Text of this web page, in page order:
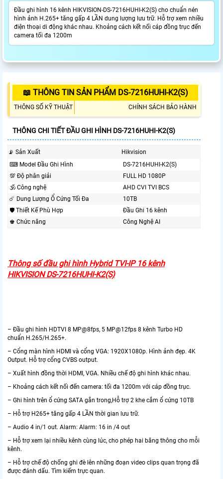
Đầu ghi hình 16 kênh HIKVISION-DS-7216HUHI-K2(S) cho chuẩn nén
hình ảnh H.265+ tăng gấp 4 LẦN dung lượng lưu trữ. Hỗ trợ xem nhiều
điện thoại di động khác nhau. Khoảng cách kết nối cáp đồng trục đến
camera tối đa 1200m
📖 THÔNG TIN SẢN PHẨM DS-7216HUHI-K2(S)
THÔNG SỐ KỸ THUẬT CHÍNH SÁCH BẢO HÀNH
THÔNG CHI TIẾT ĐẦU GHI HÌNH DS-7216HUHI-K2(S)
📡 Sản Xuất
Hikvision
⌨ Model Đầu Ghi Hình
DS-7216HUHI-K2(S)
💯 Độ phân giải
FULL HD 1080P
🕉️ Công nghệ
AHD CVI TVI BCS
☄️ Dung Lượng Ổ Cứng Tối Đa
10TB
🛡 Thiết Kế Phù Hợp
Đầu Ghi 16 kênh
♚ Chức năng
Công Nghệ AI
Thông số đầu ghi hình Hybrid TVI-IP 16 kênh
HIKVISION DS-7216HUHI-K2(S)
– Đầu ghi hình HDTVI 8 MP@8fps, 5 MP@12fps 8 kênh Turbo HD
chuẩn H.265/H.265+.
– Cổng màn hình HDMI và cổng VGA: 1920X1080p. Hình ảnh đẹp. 4K
Output. Hỗ trợ cổng CVBS output.
– Xuất hình đồng thời HDMI, VGA. Nhiều chế độ ghi hình khác nhau.
– Khoảng cách kết nối đến camera: tối đa 1200m với cáp đồng trục.
– Ghi hình trên ổ cứng SATA gắn trong,Hỗ trợ 2 khe cắm ổ cứng 10TB
– Hỗ trợ H265+ tăng gấp 4 LẦN thời gian lưu trữ.
– Audio 4 in/1 out. Alarm: Alarm: 16 in /4 out
– Hỗ trợ xem lại nhiều kênh cùng lúc, cho phép hai băng thông cho mỗi
kênh.
– Hỗ trợ chế độ chống ghi đè lên những đoạn video clips quan trọng đã
được đánh dấu. Tìm kiếm trực quan.